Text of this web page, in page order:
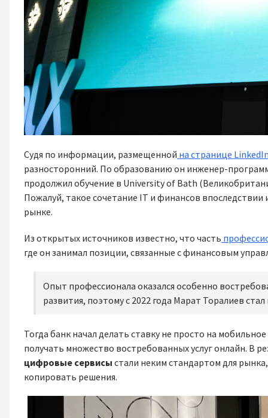
Судя по информации, размещенной на странице
разносторонний. По образованию он инженер-
продолжил обучение в University of Bath
Пожалуй, такое сочетание IT и финансов
рынке.
Из открытых источников известно, что часть
где он занимал позиции, связанные с финансовым
Опыт профессионала оказался особенно
развития, поэтому с 2022 года Марат Торалиев
Тогда банк начал делать ставку не просто на
получать множество востребованных услуг онлайн. В
цифровые сервисы стали неким стандартом для
копировать решения.